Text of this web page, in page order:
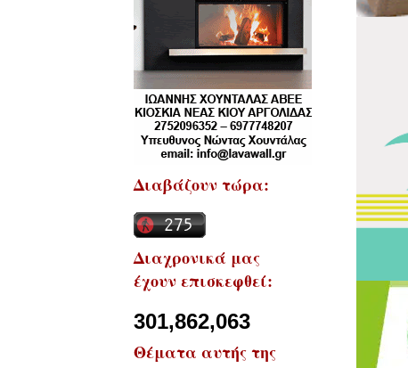
Διαβάζουν τώρα:
Διαχρονικά μας
έχουν επισκεφθεί:
301,862,063
Θέματα αυτής της